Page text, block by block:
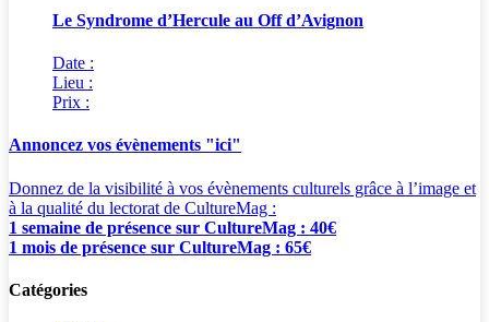
Le Syndrome d’Hercule au Off d’Avignon
Date :
Lieu :
Prix :
Annoncez vos évènements "ici"
Donnez de la visibilité à vos évènements culturels grâce à l’image et
à la qualité du lectorat de CultureMag :
1 semaine de présence sur CultureMag : 40€
1 mois de présence sur CultureMag : 65€
Catégories